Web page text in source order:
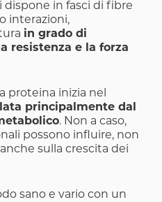
dispone in fasci di fibre
interazioni,
in grado di
resistenza e la forza
proteina inizia nel
principalmente dal
. Non a caso,
possono influire, non
sulla crescita dei
sano e vario con un